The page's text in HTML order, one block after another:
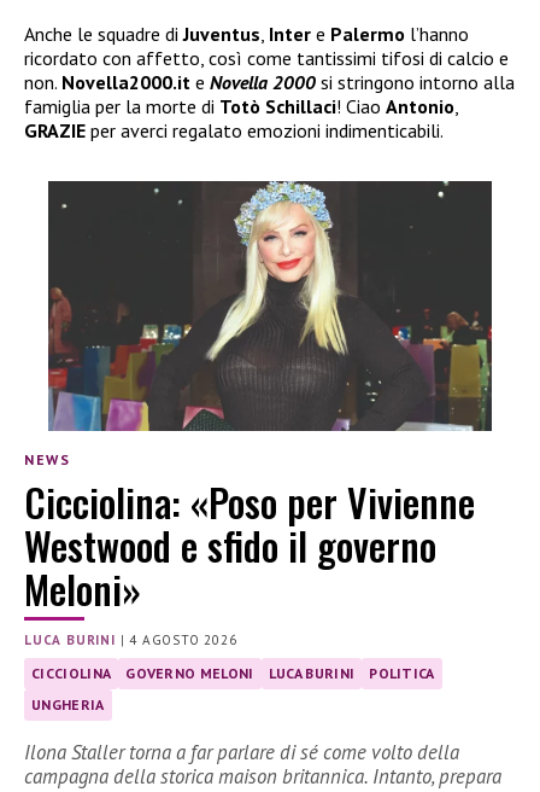
Anche le squadre diJuventus, Inter e Palermo l’hanno
ricordato con affetto, così come tantissimi tifosi di calcio e
non. Novella2000.it e Novella 2000 si stringono intorno alla
famiglia per la morte di Totò Schillaci! Ciao Antonio,
GRAZIE per averci regalato emozioni indimenticabili.
NEWS
Cicciolina: «Poso per Vivienne
Westwood e sfido il governo
Meloni»
LUCA BURINI |4 AGOSTO 2026
CICCIOLINA GOVERNO MELONI LUCA BURINI
POLITICA
UNGHERIA
Ilona Staller torna a far parlare di sé come volto della
campagna della storica maison britannica. Intanto, prepara